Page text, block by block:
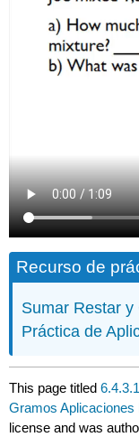
Recurso de
Sumar Restar
Práctica de
This page titled
Gramos Aplicaciones
license and was